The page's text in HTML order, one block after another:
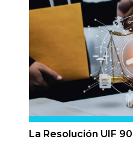
La Resolución UIF